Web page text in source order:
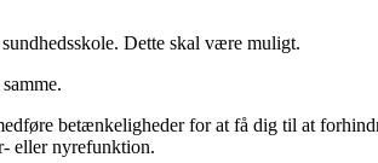
Dette skal være muligt.
betænkeligheder for at få dig til at
eller nyrefunktion.